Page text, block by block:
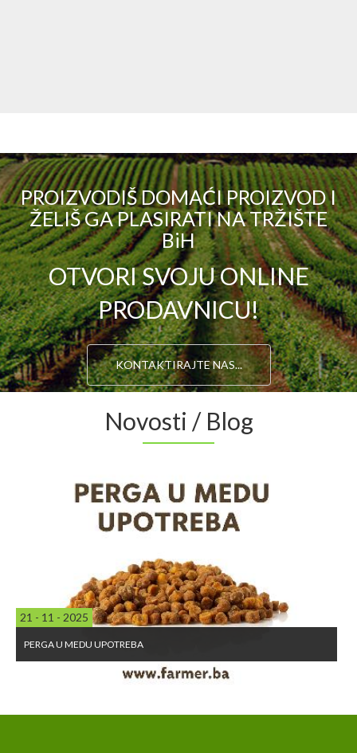
PROIZVODIŠ DOMAĆI PROIZVOD I
ŽELIŠ GA PLASIRATI NA TRŽIŠTE
BiH
OTVORI SVOJU ONLINE
PRODAVNICU!
KONTAKTIRAJTE NAS...
Novosti / Blog
21 - 11 - 2025
PERGA U MEDU UPOTREBA